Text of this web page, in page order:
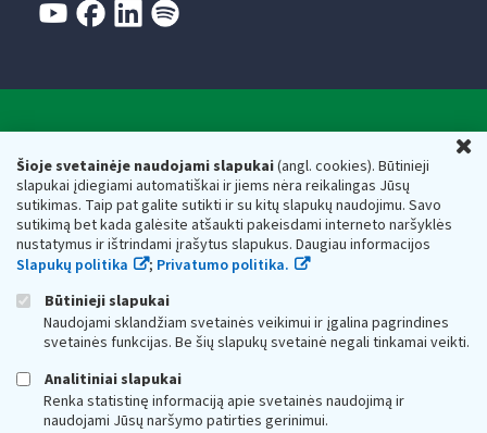
Šioje svetainėje naudojami slapukai(angl. cookies). Būtinieji
slapukai įdiegiami automatiškai ir jiems nėra reikalingas Jūsų
sutikimas. Taip pat galite sutikti ir su kitų slapukų naudojimu. Savo
sutikimą bet kada galėsite atšaukti pakeisdami interneto naršyklės
nustatymus ir ištrindami įrašytus slapukus. Daugiau informacijos
Slapukų politika
; Privatumo politika.
Būtinieji slapukai
Naudojami sklandžiam svetainės veikimui ir įgalina pagrindines
svetainės funkcijas. Be šių slapukų svetainė negali tinkamai veikti.
Analitiniai slapukai
Renka statistinę informaciją apie svetainės naudojimą ir
naudojami Jūsų naršymo patirties gerinimui.
Respublikos finansų ministerijos
Biudžetinė įstaiga. Juridinio asmens kodas — 188659752,
adresas: Vasario 16-osios g. 14, 01107 Vilnius, Lietuva, el.paštas:
vmi@vmi.lt, E. pristatymo dėžutės adresas 188659752
Duomenys apie Valstybinę mokesčių inspekciją prie Lietuvos
Respublikos finansų ministerijos kaupiami ir saugomi Juridinių